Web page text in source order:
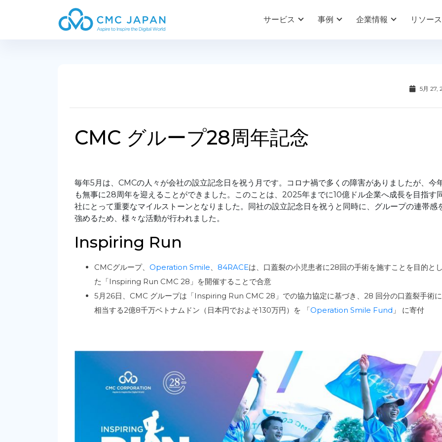
サービス 事例 企業情報 リソース
5月 27,
CMC グループ28周年記念
毎年5月は、CMCの人々が会社の設立記念日を祝う月です。コロナ禍で多くの障害がありましたが、今
も無事に28周年を迎えることができました。このことは、2025年までに10億ドル企業へ成長を目指す
社にとって重要なマイルストーンとなりました。同社の設立記念日を祝うと同時に、グループの連帯感
強めるため、様々な活動が行われました。
Inspiring Run
CMCグループ、 Operation Smile、 84RACEは、口蓋裂の小児患者に28回の手術を施すことを目的と
た「Inspiring Run CMC 28」を開催することで合意
5月26日、CMC グループは「Inspiring Run CMC 28」での協力協定に基づき、28 回分の口蓋裂手術に
相当する2億8千万ベトナムドン（日本円でおよそ130万円）を 「Operation Smile Fund 」 に寄付